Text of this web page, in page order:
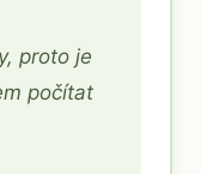
proto je
počítat